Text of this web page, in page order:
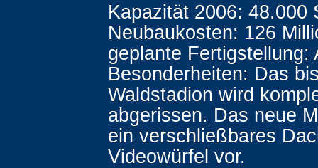
Kapazität 2006: 48.000
Neubaukosten: 126
geplante Fertigstellung:
Besonderheiten: Das
Waldstadion wird
abgerissen. Das neue
ein verschließbares
Videowürfel vor.